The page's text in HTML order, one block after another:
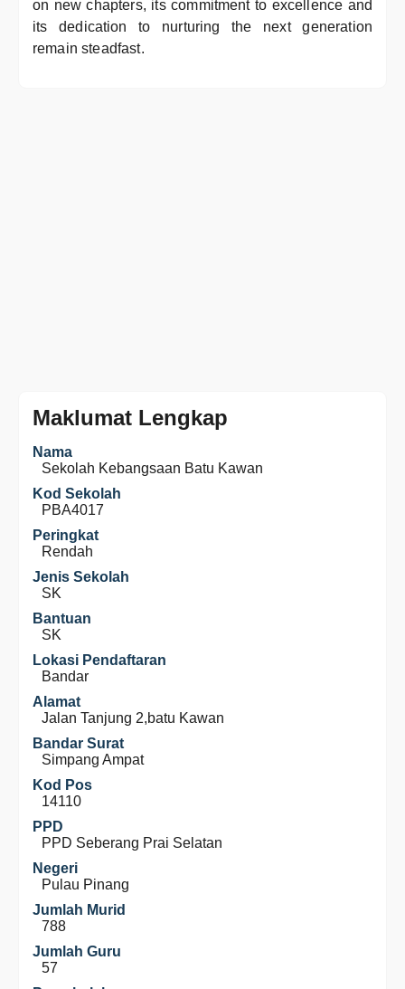
on new chapters, its commitment to excellence and
its dedication to nurturing the next generation
remain steadfast.
Maklumat Lengkap
Nama
Sekolah Kebangsaan Batu Kawan
Kod Sekolah
PBA4017
Peringkat
Rendah
Jenis Sekolah
SK
Bantuan
SK
Lokasi Pendaftaran
Bandar
Alamat
Jalan Tanjung 2,batu Kawan
Bandar Surat
Simpang Ampat
Kod Pos
14110
PPD
PPD Seberang Prai Selatan
Negeri
Pulau Pinang
Jumlah Murid
788
Jumlah Guru
57